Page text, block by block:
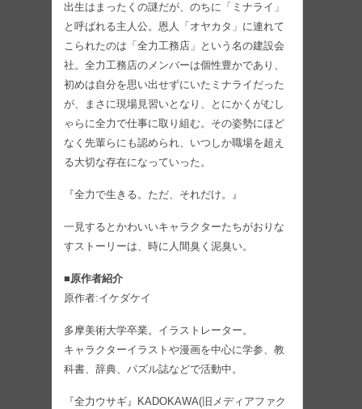
出生はまったくの謎だが、のちに「ミナライ」
と呼ばれる主人公。恩人「オヤカタ」に連れて
こられたのは「全力工務店」という名の建設会
社。全力工務店のメンバーは個性豊かであり、
初めは自分を思い出せずにいたミナライだった
が、まさに現場見習いとなり、とにかくがむし
ゃらに全力で仕事に取り組む。その姿勢にほど
なく先輩らにも認められ、いつしか職場を超え
る大切な存在になっていった。
『全力で生きる。ただ、それだけ。』
一見するとかわいいキャラクターたちがおりな
すストーリーは、時に人間臭く泥臭い。
■原作者紹介
原作者:イケダケイ
多摩美術大学卒業。イラストレーター。
キャラクターイラストや漫画を中心に学参、教
科書、辞典、パズル誌などで活動中。
『全力ウサギ』KADOKAWA(旧メディアファク